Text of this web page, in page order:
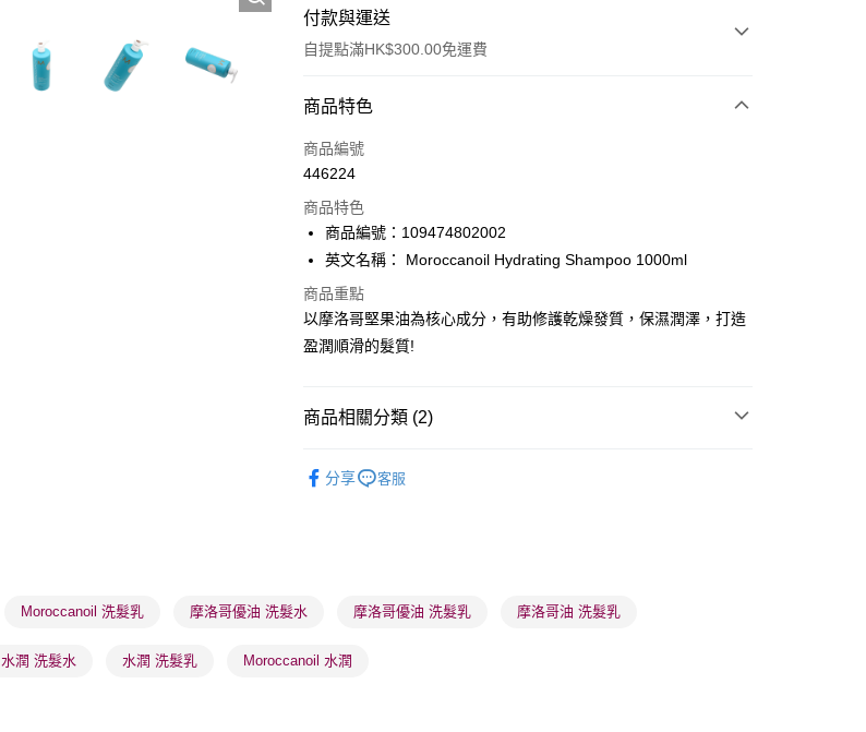
付款與運送
自提點滿HK$300.00免運費
付款方式
信用卡
AlipayHK
PayMe
WeChat Pay
BoC Pay
送貨方式
每筆HK$65.00，滿HK$300.00或以上免運費
每筆HK$65.00，滿HK$300.00或以上免運費
商品特色
商品編號
446224
商品特色
商品編號：109474802002
英文名稱： Moroccanoil Hydrating Shampoo 1000ml
商品重點
以摩洛哥堅果油為核心成分，有助修護乾燥發質，保濕潤澤，打造
盈潤順滑的髮質!
商品相關分類 (2)
分享 客服
Moroccanoil 洗髮乳 摩洛哥優油 洗髮水 摩洛哥優油 洗髮乳 摩洛哥油 洗髮乳
水潤 洗髮水 水潤 洗髮乳 Moroccanoil 水潤